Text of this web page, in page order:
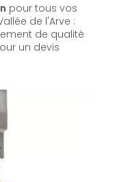
pour tous vos
de l'Arve :
de qualité
un devis